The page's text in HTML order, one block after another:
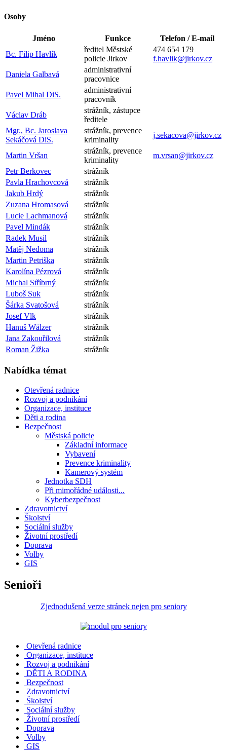
Osoby
Jméno Funkce
Telefon / E-mail
Bc. Filip Havlík
ředitel Městské
policie Jirkov
474 654 179
f.havlik@jirkov.cz
Daniela Galbavá
administrativní
pracovnice
Pavel Mihal DiS.
administrativní
pracovník
Václav Dráb
strážník, zástupce
ředitele
Mgr., Bc. Jaroslava
Sekáčová DiS.
strážník, prevence
kriminality
j.sekacova@jirkov.cz
Martin Vršan
strážník, prevence
kriminality
m.vrsan@jirkov.cz
Petr Berkovec
strážník
Pavla Hrachovcová
strážník
Jakub Hrdý
strážník
Zuzana Hromasová
strážník
Lucie Lachmanová
strážník
Pavel Mindák
strážník
Radek Musil
strážník
Matěj Nedoma
strážník
Martin Petriška
strážník
Karolína Pézrová
strážník
Michal Stříbrný
strážník
Luboš Suk
strážník
Šárka Svatošová
strážník
Josef Vlk
strážník
Hanuš Wälzer
strážník
Jana Zakouřilová
strážník
Roman Žižka
strážník
Nabídka témat
Otevřená radnice
Rozvoj a podnikání
Organizace, instituce
Děti a rodina
Bezpečnost
Městská policie
Základní informace
Vybavení
Prevence kriminality
Kamerový systém
Jednotka SDH
Při mimořádné události...
Kyberbezpečnost
Zdravotnictví
Školství
Sociální služby
Životní prostředí
Doprava
Volby
GIS
Senioři
Zjednodušená verze stránek nejen pro seniory
Otevřená radnice
Organizace, instituce
Rozvoj a podnikání
DĚTI A RODINA
Bezpečnost
Zdravotnictví
Školství
Sociální služby
Životní prostředí
Doprava
Volby
GIS